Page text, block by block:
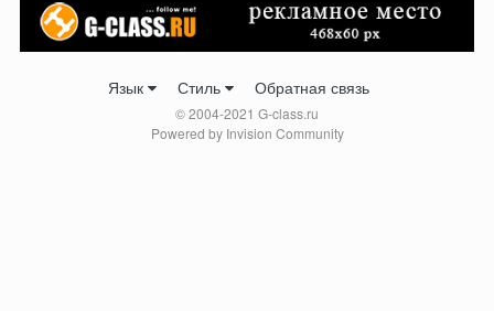
Язык Стиль Обратная связь
© 2004-2021 G-class.ru
Powered by Invision Community